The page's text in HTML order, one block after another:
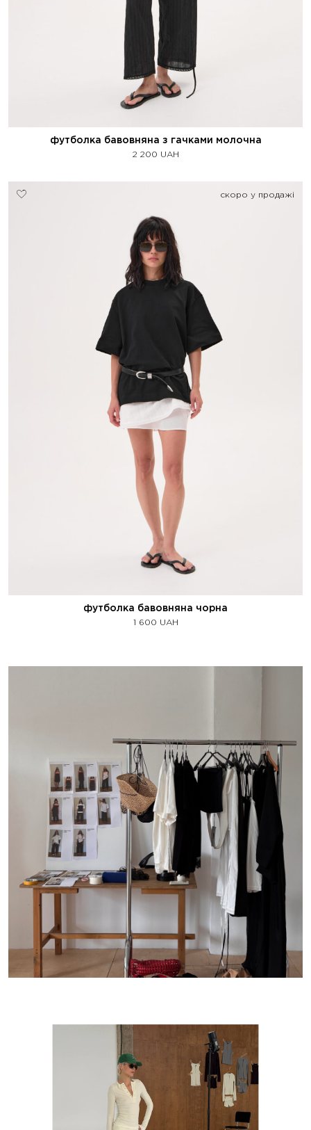
футболка бавовняна з гачками молочна
2 200 UAH
скоро у продажі
футболка бавовняна чорна
1 600 UAH